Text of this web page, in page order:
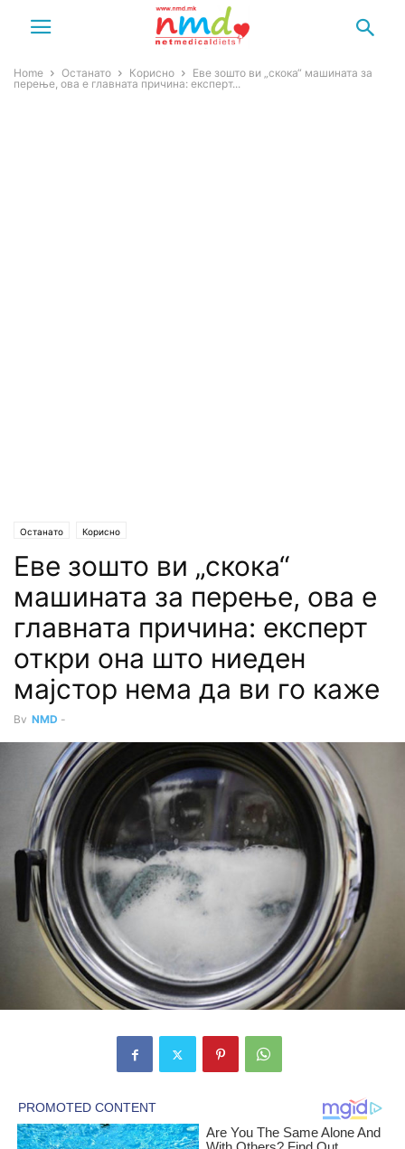
Home Останато Корисно
Еве зошто ви „скока“ машината за
перење, ова е главната причина: експерт...
Останато Корисно
Еве зошто ви „скока“
машината за перење, ова е
главната причина: експерт
откри она што ниеден
мајстор нема да ви го каже
By NMD -